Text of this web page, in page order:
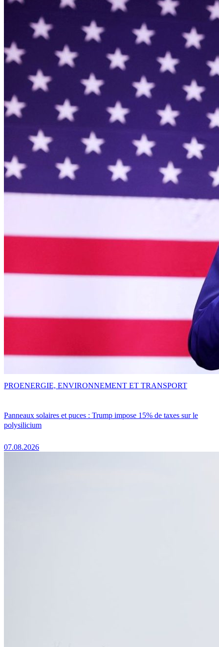
Panneaux solaires et puces : Trump impose 15% de taxes sur le
polysilicium
07.08.2026
PROENERGIE, ENVIRONNEMENT ET TRANSPORT